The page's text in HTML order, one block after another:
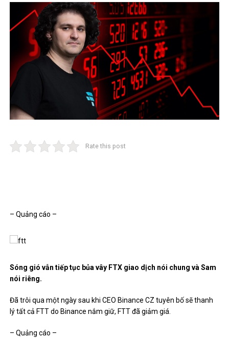
Rate this post
– Quảng cáo –
Sóng gió vẫn tiếp tục bủa vây FTX giao dịch nói chung và Sam
nói riêng.
Đã trôi qua một ngày sau khi CEO Binance CZ tuyên bố sẽ thanh
lý tất cả FTT do Binance nắm giữ, FTT đã giảm giá.
– Quảng cáo –